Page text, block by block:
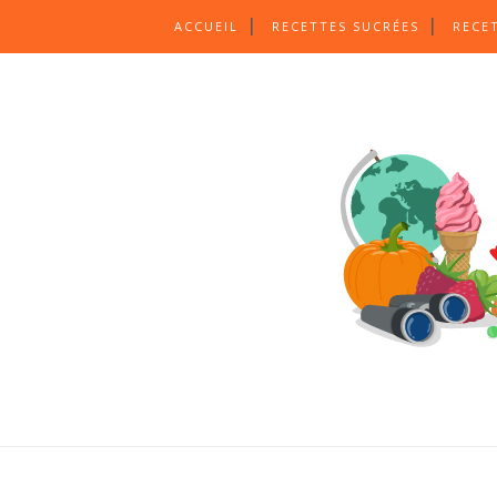
ACCUEIL RECETTES SUCRÉES